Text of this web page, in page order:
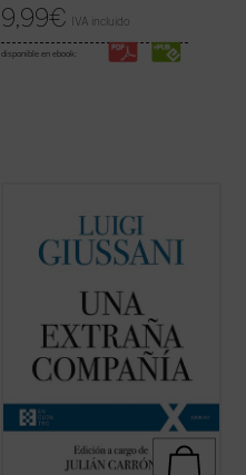
9,99€ IVA incluido
disponible en ebook:
pronunciadas por don Luigi Giussani --y los
diálogos a que dieron lugar las mismas--
durante los tres primeros Ejercicios
espirituales de la Fraternidad de Comunión